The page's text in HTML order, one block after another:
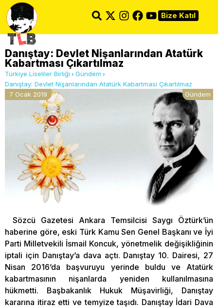
Bize Katıl
Danıştay: Devlet Nişanlarından Atatürk
Kabartması Çıkartılmaz
Türkiye Liseliler Birliği
Gündem
Danıştay: Devlet Nişanlarından Atatürk Kabartması Çıkartılmaz
7 Ocak 2019
Gündem
Sözcü Gazetesi Ankara Temsilcisi Saygı Öztürk’ün
haberine göre, eski Türk Kamu Sen Genel Başkanı ve İyi
Parti Milletvekili İsmail Koncuk, yönetmelik değişikliğinin
iptali için Danıştay’a dava açtı. Danıştay 10. Dairesi, 27
Nisan 2016’da başvuruyu yerinde buldu ve Atatürk
kabartmasının nişanlarda yeniden kullanılmasına
hükmetti. Başbakanlık Hukuk Müşavirliği, Danıştay
kararına itiraz etti ve temyize taşıdı. Danıştay İdari Dava